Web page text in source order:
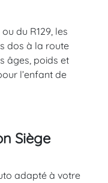
du R129, les
dos à la route
âges, poids et
l’enfant de
Siège
adapté à votre